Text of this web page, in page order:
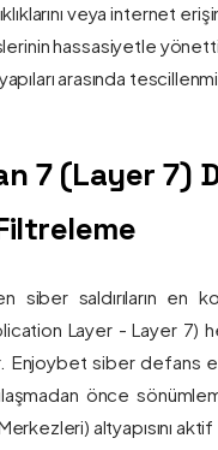
veya internet
hassasiyetle
arasında
7 (Layer 7)
saldırıların en
Layer - Layer 7)
Enjoybet siber
önce
altyapısını